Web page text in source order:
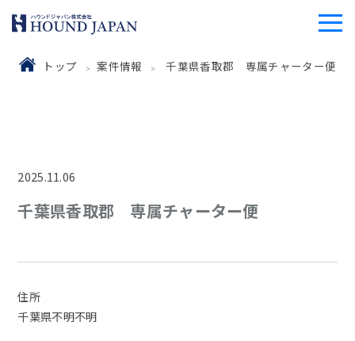
トップ 案件情報 千葉県香取郡 専属チャーター便
2025.11.06
千葉県香取郡 専属チャーター便
住所
千葉県不明不明